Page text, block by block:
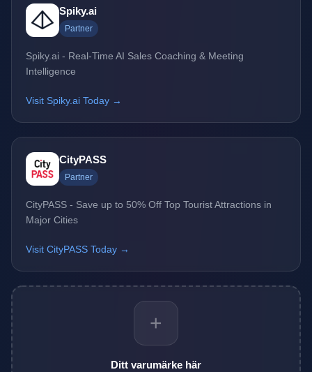
Spiky.ai
Partner
Spiky.ai - Real-Time AI Sales Coaching & Meeting
Intelligence
Visit Spiky.ai Today →
CityPASS
Partner
CityPASS - Save up to 50% Off Top Tourist Attractions in
Major Cities
Visit CityPASS Today →
+
Ditt varumärke här